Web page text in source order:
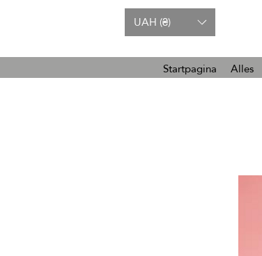
UAH (₴)
Startpagina Alles